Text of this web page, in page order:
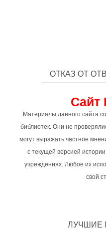
ОТКАЗ ОТ
Сайт
Материалы данного сайта
библиотек. Они не
могут выражать частное
с текущей версией
учреждениях. Любое их
свой
ЛУЧШИЕ